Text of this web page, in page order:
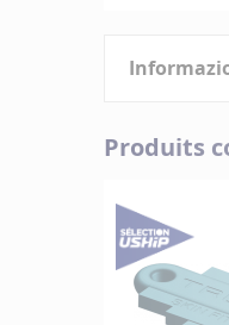
galleria
tecniche
Marque
Produits